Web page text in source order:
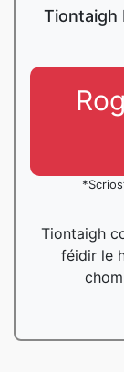
Tiontaigh
Tiontaigh
féidir le